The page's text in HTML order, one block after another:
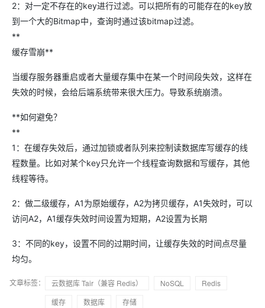
2：对一定不存在的key进行过滤。可以把所有的可能存在的key放
到一个大的Bitmap中，查询时通过该bitmap过滤。
**
缓存雪崩**
当缓存服务器重启或者大量缓存集中在某一个时间段失效，这样在
失效的时候，会给后端系统带来很大压力。导致系统崩溃。
**如何避免？
**
1：在缓存失效后，通过加锁或者队列来控制读数据库写缓存的线
程数量。比如对某个key只允许一个线程查询数据和写缓存，其他
线程等待。
2：做二级缓存，A1为原始缓存，A2为拷贝缓存，A1失效时，可以
访问A2，A1缓存失效时间设置为短期，A2设置为长期
3：不同的key，设置不同的过期时间，让缓存失效的时间点尽量
均匀。
文章标签： 云数据库 Tair（兼容 Redis） NoSQL
Redis
缓存
数据库
存储